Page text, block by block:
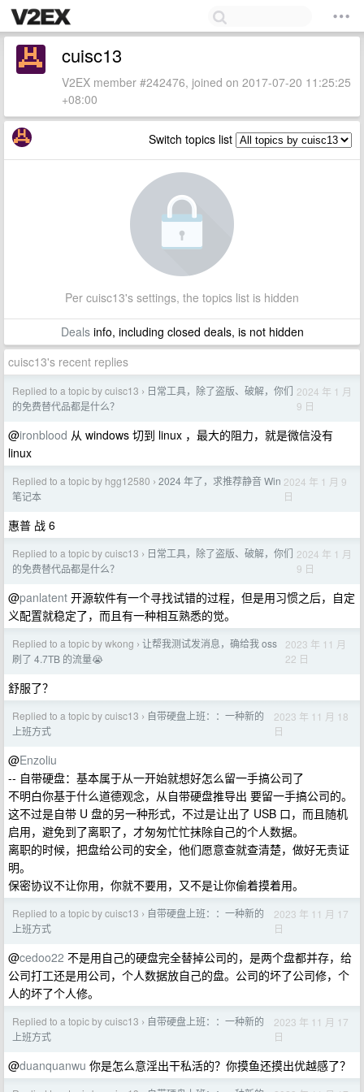
cuisc13
V2EX member #242476, joined on 2017-07-20 11:25:25
+08:00
Switch topics list
Per cuisc13's settings, the topics list is hidden
Dealsinfo, including closed deals, is not hidden
cuisc13's recent replies
Replied to a topic by cuisc13 › 日常工具，除了盗版、破解，你们
的免费替代品都是什么？
2024 年 1 月
9 日
@ironblood 从 windows 切到 linux ，最大的阻力，就是微信没有
linux
Replied to a topic by hgg12580 › 2024 年了，求推荐静音 Win
笔记本
2024 年 1 月 9
日
惠普 战 6
Replied to a topic by cuisc13 › 日常工具，除了盗版、破解，你们
的免费替代品都是什么？
2024 年 1 月
9 日
@panlatent 开源软件有一个寻找试错的过程，但是用习惯之后，自定
义配置就稳定了，而且有一种相互熟悉的觉。
Replied to a topic by wkong › 让帮我测试发消息，确给我 oss
刷了 4.7TB 的流量😭
2023 年 11 月
22 日
舒服了？
Replied to a topic by cuisc13 › 自带硬盘上班：：一种新的
上班方式
2023 年 11 月 18
日
@Enzoliu
-- 自带硬盘：基本属于从一开始就想好怎么留一手搞公司了
不明白你基于什么道德观念，从自带硬盘推导出 要留一手搞公司的。
这不过是自带 U 盘的另一种形式，不过是让出了 USB 口，而且随机
启用，避免到了离职了，才匆匆忙忙抹除自己的个人数据。
离职的时候，把盘给公司的安全，他们愿意查就查清楚，做好无责证
明。
保密协议不让你用，你就不要用，又不是让你偷着摸着用。
Replied to a topic by cuisc13 › 自带硬盘上班：：一种新的
上班方式
2023 年 11 月 17
日
@cedoo22 不是用自己的硬盘完全替掉公司的，是两个盘都并存，给
公司打工还是用公司，个人数据放自己的盘。公司的坏了公司修，个
人的坏了个人修。
Replied to a topic by cuisc13 › 自带硬盘上班：：一种新的
上班方式
2023 年 11 月 17
日
@duanquanwu 你是怎么意淫出干私活的？你摸鱼还摸出优越感了？